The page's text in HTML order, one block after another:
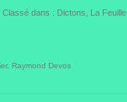
arbres et arbustes
Classé dans : Dictons La Feuille
, Raymond Devos